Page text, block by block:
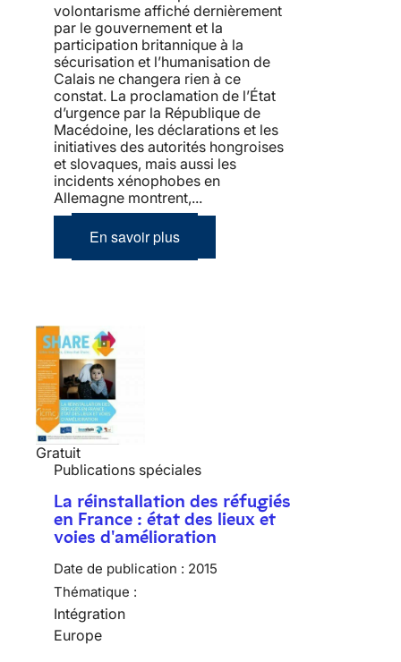
volontarisme affiché dernièrement
par le gouvernement et la
participation britannique à la
sécurisation et l’humanisation de
Calais ne changera rien à ce
constat. La proclamation de l’État
d’urgence par la République de
Macédoine, les déclarations et les
initiatives des autorités hongroises
et slovaques, mais aussi les
incidents xénophobes en
Allemagne montrent,...
En savoir plus
Gratuit
Publications spéciales
La réinstallation des réfugiés
en France : état des lieux et
voies d'amélioration
Date de publication : 2015
Thématique :
Intégration
Europe